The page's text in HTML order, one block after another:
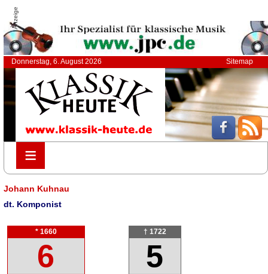
Anzeige
Donnerstag, 6. August 2026 Sitemap
≡
≡
Johann Kuhnau
dt. Komponist
* 1660
6
† 1722
5